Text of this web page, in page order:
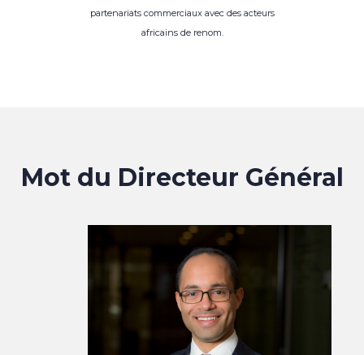
partenariats commerciaux avec des acteurs
africains de renom.
Mot du Directeur Général